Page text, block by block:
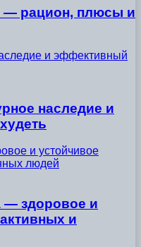
— рацион, плюсы и
и эффективный
наследие и
и устойчивое
людей
— здоровое и
и